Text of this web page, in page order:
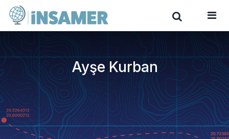
Ayşe Kurban